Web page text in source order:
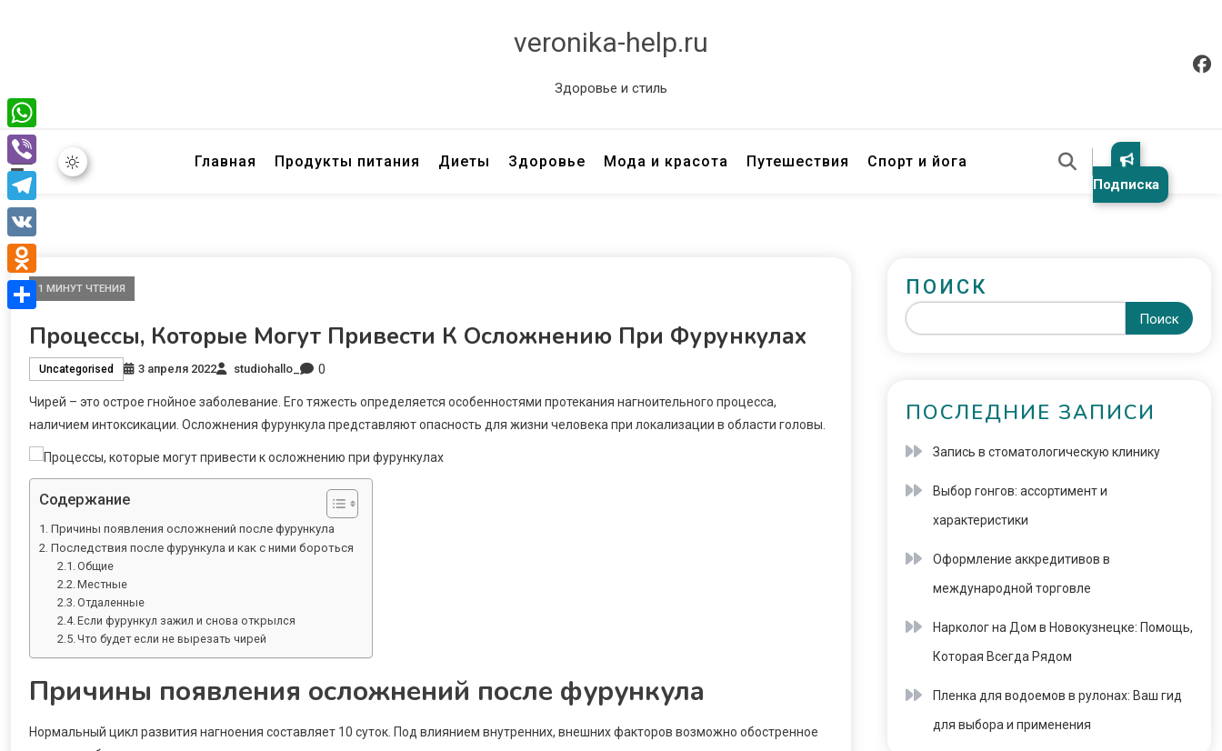
veronika-help.ru
Здоровье и стиль
Главная Продукты питания Диеты Здоровье Мода и красота Путешествия Спорт и йога
Подписка
1 МИНУТ ЧТЕНИЯ
Процессы, Которые Могут Привести К Осложнению При Фурункулах
Uncategorised 3 апреля 2022 studiohallo_ 0
Чирей – это острое гнойное заболевание. Его тяжесть определяется особенностями протекания нагноительного процесса,
наличием интоксикации. Осложнения фурункула представляют опасность для жизни человека при локализации в области головы.
Содержание
Причины появления осложнений после фурункула
Последствия после фурункула и как с ними бороться
Общие
Местные
Отдаленные
Если фурункул зажил и снова открылся
Что будет если не вырезать чирей
Причины появления осложнений после фурункула
Нормальный цикл развития нагноения составляет 10 суток. Под влиянием внутренних, внешних факторов возможно обостренное
ПОИСК
Поиск
ПОСЛЕДНИЕ ЗАПИСИ
Запись в стоматологическую клинику
Выбор гонгов: ассортимент и
характеристики
Оформление аккредитивов в
международной торговле
Нарколог на Дом в Новокузнецке: Помощь,
Которая Всегда Рядом
Пленка для водоемов в рулонах: Ваш гид
для выбора и применения
WhatsApp
Viber
Telegram
VK
Odnoklassniki
Отправить